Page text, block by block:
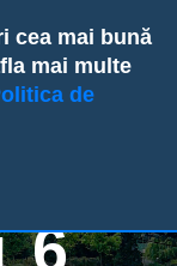
cea mai bună
mai multe
de
6